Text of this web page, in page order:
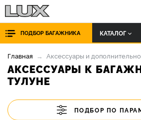
ПОДБОР БАГАЖНИКА КАТАЛОГ
Главная Аксессуары и
АКСЕССУАРЫ К
ТУЛУНЕ
ПОДБОР ПО